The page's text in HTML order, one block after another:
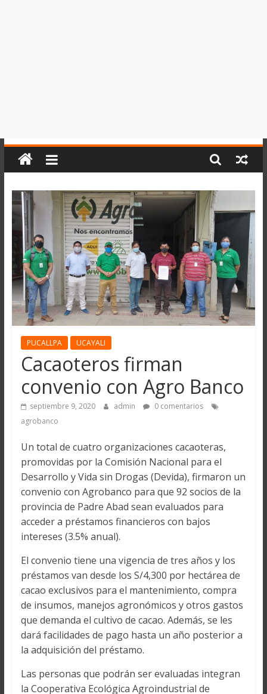
PUCALLPA UCAYALI
Cacaoteros firman
convenio con Agro Banco
septiembre 9, 2020 admin
0 comentarios
agrobanco
Un total de cuatro organizaciones cacaoteras,
promovidas por la Comisión Nacional para el
Desarrollo y Vida sin Drogas (Devida), firmaron un
convenio con Agrobanco para que 92 socios de la
provincia de Padre Abad sean evaluados para
acceder a préstamos financieros con bajos
intereses (3.5% anual).
El convenio tiene una vigencia de tres años y los
préstamos van desde los S/4,300 por hectárea de
cacao exclusivos para el mantenimiento, compra
de insumos, manejos agronómicos y otros gastos
que demanda el cultivo de cacao. Además, se les
dará facilidades de pago hasta un año posterior a
la adquisición del préstamo.
Las personas que podrán ser evaluadas integran
la Cooperativa Ecológica Agroindustrial de